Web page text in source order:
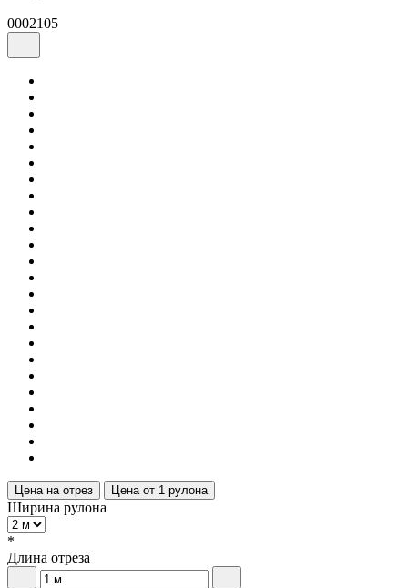
0002105
Цена на отрез Цена от 1 рулона
Ширина рулона
*
Длина отреза